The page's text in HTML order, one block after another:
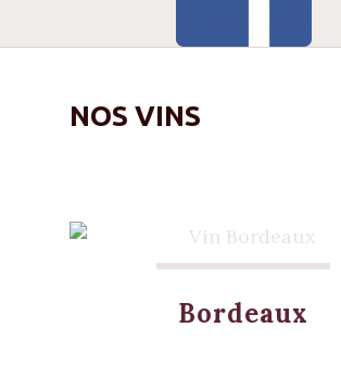
NOS VINS
Bordeaux